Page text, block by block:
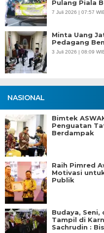
Pulang Piala
7 Juli 2026 | 07:57
Minta Uang
Pedagang
3 Juli 2026 | 08:09
NASIONAL
Bimtek
Penguatan
Berdampak
Raih Pimred
Motivasi
Publik
Budaya,
Tampil di
Sachrudin :